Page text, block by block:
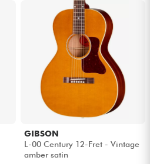
GIBSON
L-00 Century 12-Fret - Vintage
amber satin